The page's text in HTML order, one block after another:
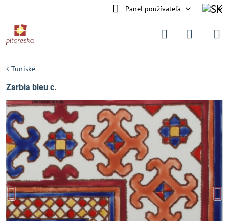
Panel používateľa
Tuniské
Zarbia bleu c.